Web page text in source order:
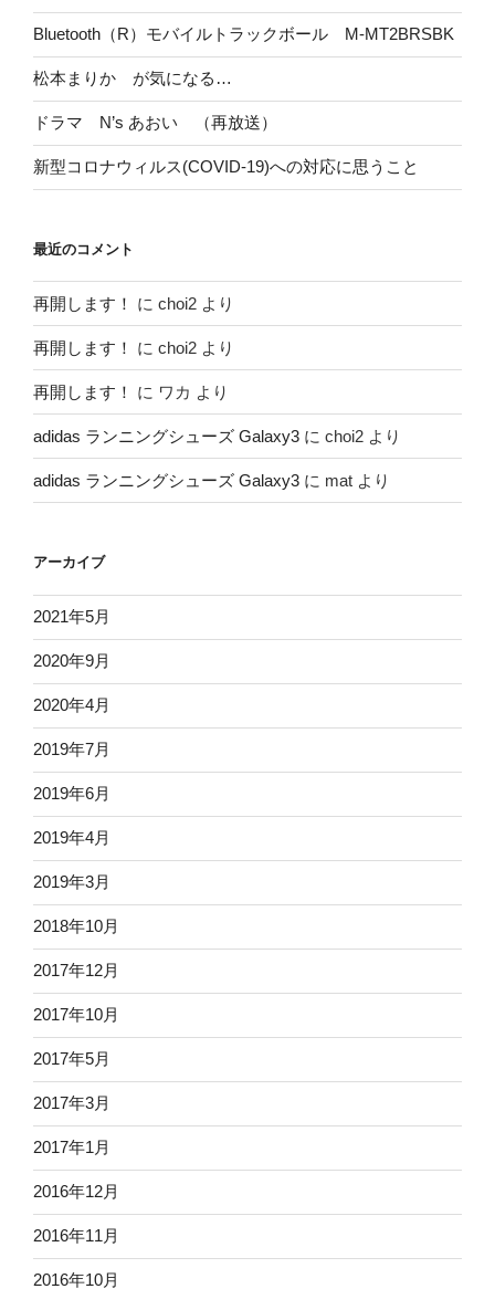
Bluetooth（R）モバイルトラックボール M-MT2BRSBK
松本まりか が気になる…
ドラマ N’s あおい （再放送）
新型コロナウィルス(COVID-19)への対応に思うこと
最近のコメント
再開します！ に choi2 より
再開します！ に choi2 より
再開します！ に ワカ より
adidas ランニングシューズ Galaxy3 に choi2 より
adidas ランニングシューズ Galaxy3 に mat より
アーカイブ
2021年5月
2020年9月
2020年4月
2019年7月
2019年6月
2019年4月
2019年3月
2018年10月
2017年12月
2017年10月
2017年5月
2017年3月
2017年1月
2016年12月
2016年11月
2016年10月